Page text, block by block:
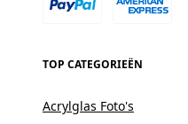
TOP CATEGORIEËN
Acrylglas Foto's